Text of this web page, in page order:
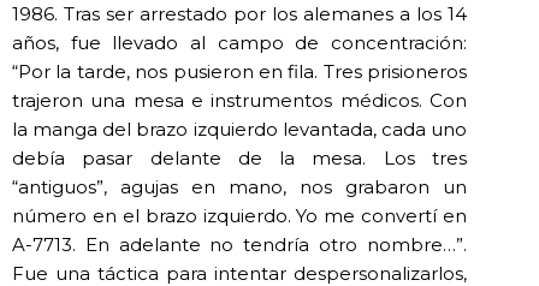
1986. Tras ser arrestado por los alemanes a los 14
años, fue llevado al campo de concentración:
“Por la tarde, nos pusieron en fila. Tres prisioneros
trajeron una mesa e instrumentos médicos. Con
la manga del brazo izquierdo levantada, cada uno
debía pasar delante de la mesa. Los tres
“antiguos”, agujas en mano, nos grabaron un
número en el brazo izquierdo. Yo me convertí en
A-7713. En adelante no tendría otro nombre…”.
Fue una táctica para intentar despersonalizarlos,